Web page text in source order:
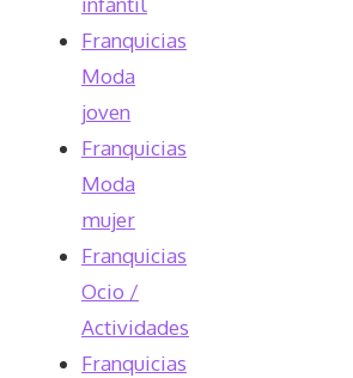
Franquicias
Moda
joven
Franquicias
Moda
mujer
Franquicias
Ocio /
Actividades
Franquicias